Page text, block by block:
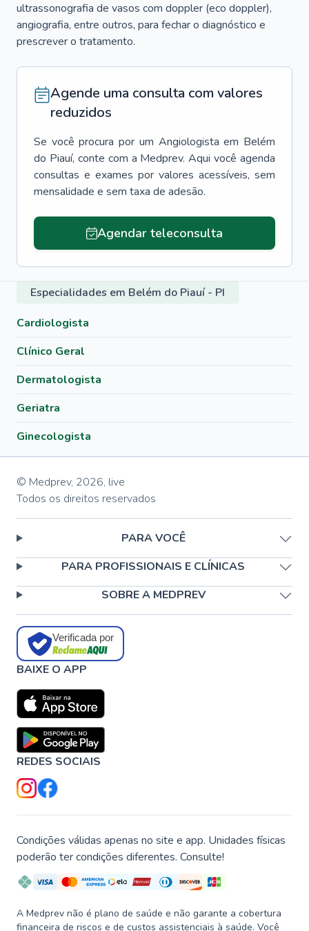
ultrassonografia de vasos com doppler (eco doppler),
angiografia, entre outros, para fechar o diagnóstico e
prescrever o tratamento.
Agende uma consulta com valores
reduzidos
Se você procura por um Angiologista em Belém
do Piauí, conte com a Medprev. Aqui você agenda
consultas e exames por valores acessíveis, sem
mensalidade e sem taxa de adesão.
Agendar teleconsulta
Especialidades em Belém do Piauí - PI
Cardiologista
Clínico Geral
Dermatologista
Geriatra
Ginecologista
© Medprev, 2026, live
Todos os direitos reservados
PARA VOCÊ
PARA PROFISSIONAIS E CLÍNICAS
SOBRE A MEDPREV
Verificada por
BAIXE O APP
REDES SOCIAIS
Condições válidas apenas no site e app. Unidades físicas
poderão ter condições diferentes. Consulte!
A Medprev não é plano de saúde e não garante a cobertura
financeira de riscos e de custos assistenciais à saúde. Você